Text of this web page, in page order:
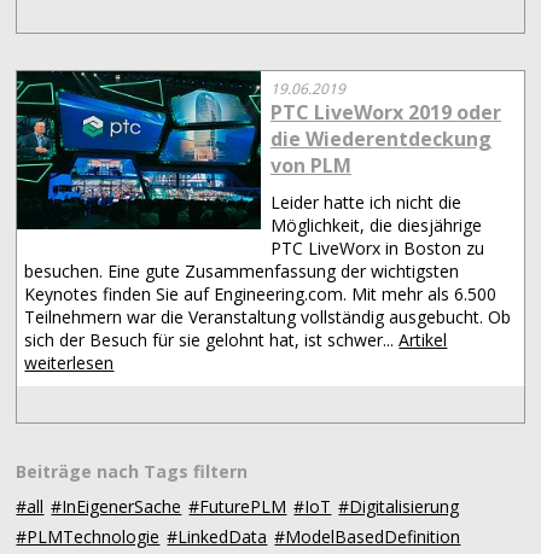
19.06.2019
PTC LiveWorx 2019 oder
die Wiederentdeckung
von PLM
Leider hatte ich nicht die
Möglichkeit, die diesjährige
PTC LiveWorx in Boston zu
besuchen. Eine gute Zusammenfassung der wichtigsten
Keynotes finden Sie auf Engineering.com. Mit mehr als 6.500
Teilnehmern war die Veranstaltung vollständig ausgebucht. Ob
sich der Besuch für sie gelohnt hat, ist schwer...Artikel
weiterlesen
Beiträge nach Tags filtern
#all #InEigenerSache #FuturePLM #IoT #Digitalisierung
#PLMTechnologie #LinkedData #ModelBasedDefinition